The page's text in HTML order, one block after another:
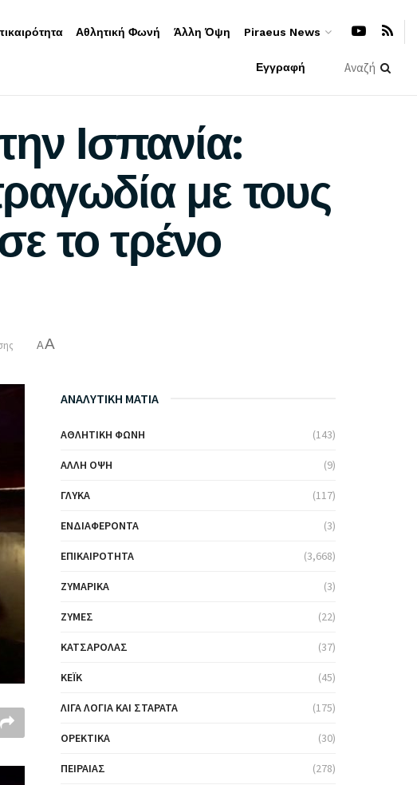
Αθλητική Φωνή Άλλη Όψη Piraeus News
Εγγραφή
Ισπανία:
με τους
το τρένο
AA
ΑΝΑΛΥΤΙΚΗ ΜΑΤΙΑ
ΑΘΛΗΤΙΚΉ ΦΩΝΉ (143)
ΆΛΛΗ ΌΨΗ (9)
ΓΛΥΚΆ (117)
ΕΝΔΙΑΦΈΡΟΝΤΑ (3)
ΕΠΙΚΑΙΡΌΤΗΤΑ (3,668)
ΖΥΜΑΡΙΚΆ (3)
ΖΎΜΕΣ (22)
ΚΑΤΣΑΡΌΛΑΣ (37)
ΚΈΙΚ (45)
ΛΊΓΑ ΛΌΓΙΑ ΚΑΙ ΣΤΑΡΆΤΑ (175)
ΟΡΕΚΤΙΚΆ (30)
ΠΕΙΡΑΙΆΣ (278)